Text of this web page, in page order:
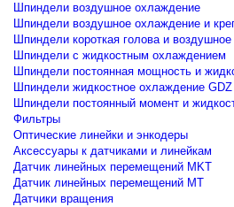
Шпиндели воздушное охлаждение
Шпиндели воздушное охлаждение и
Шпиндели короткая голова и
Шпиндели с жидкостным охлаждением
Шпиндели постоянная мощность и
Шпиндели жидкостное охлаждение
Шпиндели постоянный момент и
Фильтры
Оптические линейки и энкодеры
Аксессуары к датчиками и линейкам
Датчик линейных перемещений MKT
Датчик линейных перемещений MT
Датчики вращения